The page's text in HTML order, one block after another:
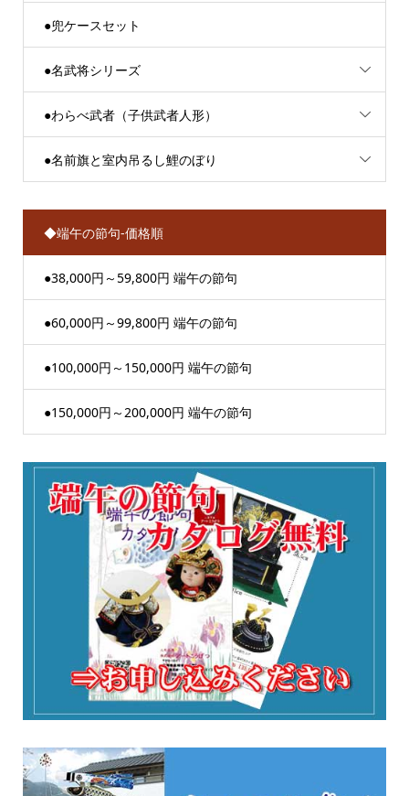
●兜ケースセット
●名武将シリーズ
●わらべ武者（子供武者人形）
●名前旗と室内吊るし鯉のぼり
◆端午の節句-価格順
●38,000円～59,800円 端午の節句
●60,000円～99,800円 端午の節句
●100,000円～150,000円 端午の節句
●150,000円～200,000円 端午の節句